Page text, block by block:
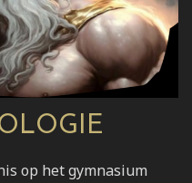
op het gymnasium